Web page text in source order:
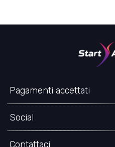
Pagamenti accettati
Social
Contattaci